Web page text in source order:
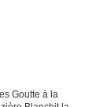
Goutte à la